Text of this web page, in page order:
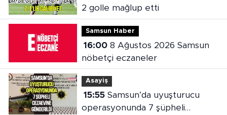
2 golle mağlup etti
Samsun Haber
16:008 Ağustos 2026 Samsun
nöbetçi eczaneler
Asayiş
15:55Samsun’da uyuşturucu
operasyonunda 7 şüpheli